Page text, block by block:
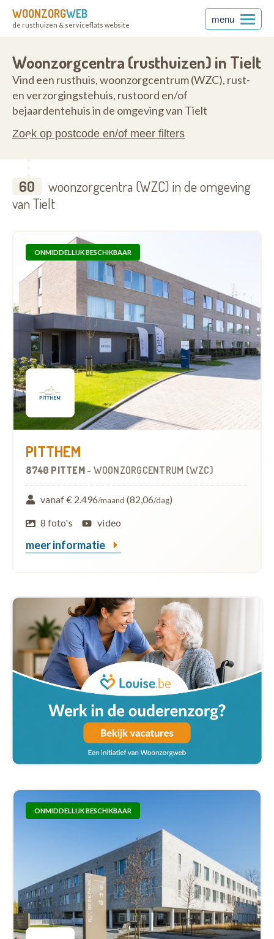
WOONZORGWEB
dé rusthuizen & serviceflats website
menu
Woonzorgcentra (rusthuizen) in Tielt
Vind een rusthuis, woonzorgcentrum (WZC), rust-
en verzorgingstehuis, rustoord en/of
bejaardentehuis in de omgeving van Tielt
Zoek op postcode en/of meer filters
60
woonzorgcentra (WZC) in de omgeving
van Tielt
ONMIDDELLIJK BESCHIKBAAR
PITTHEM
8740 PITTEM - WOONZORGCENTRUM (WZC)
vanaf € 2.496/maand (82,06/dag)
8 foto's
video
meer informatie
ONMIDDELLIJK BESCHIKBAAR